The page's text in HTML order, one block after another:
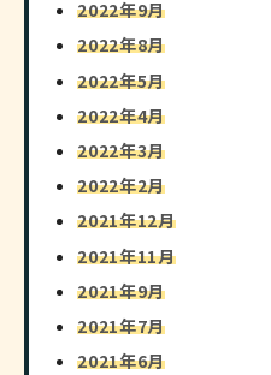
2022年9月
2022年8月
2022年5月
2022年4月
2022年3月
2022年2月
2021年12月
2021年11月
2021年9月
2021年7月
2021年6月